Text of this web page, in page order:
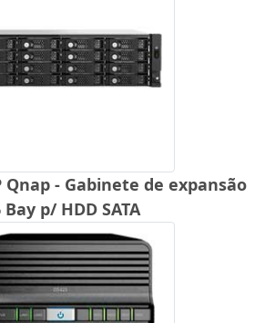
Qnap - Gabinete de expansão
Bay p/ HDD SATA